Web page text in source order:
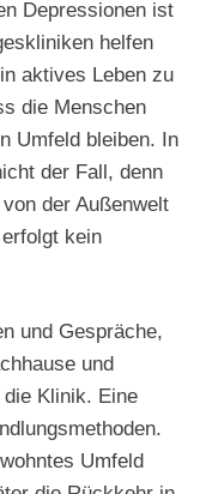
Depressionen ist
helfen
aktives Leben zu
die Menschen
Umfeld bleiben. In
der Fall, denn
der Außenwelt
kein
und Gespräche,
und
Klinik. Eine
Umfeld